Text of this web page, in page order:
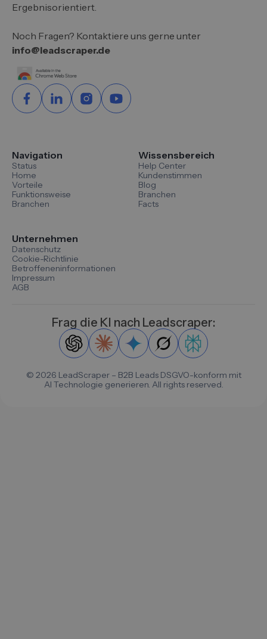
Ergebnisorientiert.
Noch Fragen? Kontaktiere uns gerne unter
info@leadscraper.de
Navigation
Status
Home
Vorteile
Funktionsweise
Branchen
Wissensbereich
Help Center
Kundenstimmen
Blog
Branchen
Facts
Unternehmen
Datenschutz
Cookie-Richtlinie
Betroffeneninformationen
Impressum
AGB
Frag die KI nach Leadscraper:
© 2026 LeadScraper – B2B Leads DSGVO-konform mit
AI Technologie generieren. All rights reserved.